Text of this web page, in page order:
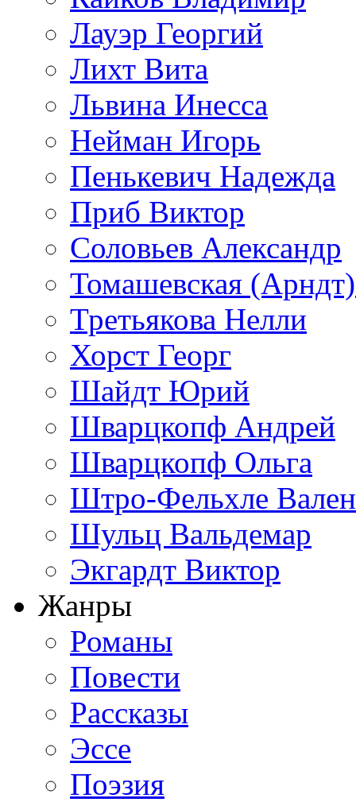
Лауэр Георгий
Лихт Вита
Львина Инесса
Нейман Игорь
Пенькевич Надежда
Приб Виктор
Соловьев Александр
Томашевская
Третьякова Нелли
Хорст Георг
Шайдт Юрий
Шварцкопф Андрей
Шварцкопф Ольга
Штро-Фельхле
Шульц Вальдемар
Экгардт Виктор
Жанры
Романы
Повести
Рассказы
Эссе
Поэзия